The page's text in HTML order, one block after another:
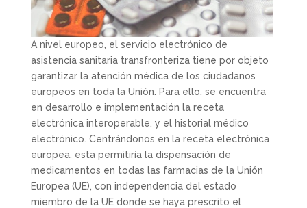
A nivel europeo, el servicio electrónico de
asistencia sanitaria transfronteriza tiene por objeto
garantizar la atención médica de los ciudadanos
europeos en toda la Unión. Para ello, se encuentra
en desarrollo e implementación la receta
electrónica interoperable, y el historial médico
electrónico. Centrándonos en la receta electrónica
europea, esta permitiría la dispensación de
medicamentos en todas las farmacias de la Unión
Europea (UE), con independencia del estado
miembro de la UE donde se haya prescrito el